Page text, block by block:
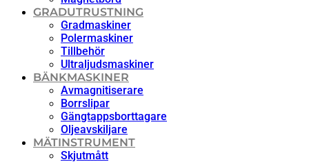
GRADUTRUSTNING
Gradmaskiner
Polermaskiner
Tillbehör
Ultraljudsmaskiner
BÄNKMASKINER
Avmagnitiserare
Borrslipar
Gängtappsborttagare
Oljeavskiljare
MÄTINSTRUMENT
Skjutmått